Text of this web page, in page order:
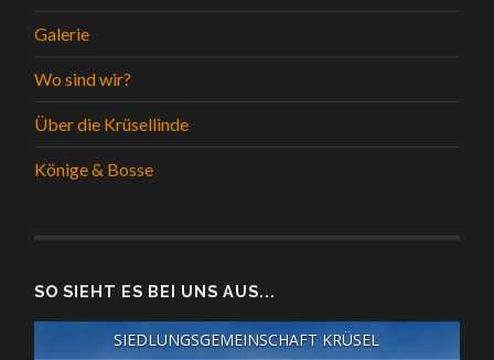
Galerie
Wo sind wir?
Über die Krüsellinde
Könige & Bosse
SO SIEHT ES BEI UNS AUS...
SIEDLUNGSGEMEINSCHAFT KRÜSEL